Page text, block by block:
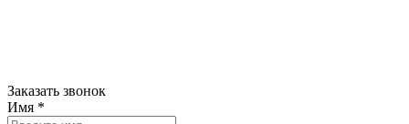
Заказать звонок
Имя *